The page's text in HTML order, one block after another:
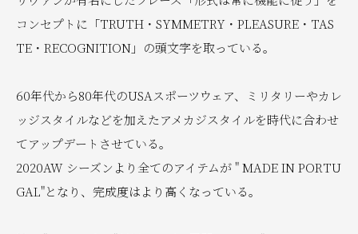
コンセプトに「TRUTH・SYMMETRY・PLEASURE・TAS
TE・RECOGNITION」の頭文字を取っている。
60年代から80年代のUSAスポーツウェア、ミリタリーやカレ
ッジスタイルなどを加えたアメカジスタイルを時代に合わせ
てアップデートさせている。
2020AW シーズンより全てのアイテムが " MADE IN PORTU
GAL"となり、完成度はより高くなっている。